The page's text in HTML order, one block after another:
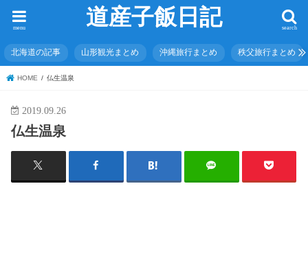
道産子飯日記 search
menu
北海道の記事 山形観光まとめ 沖縄旅行まとめ 秩父旅行まとめ
HOME 仏生温泉
2019.09.26
仏生温泉